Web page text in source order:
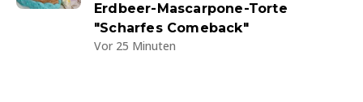
Erdbeer-Mascarpone-Torte
"Scharfes Comeback"
Vor 25 Minuten